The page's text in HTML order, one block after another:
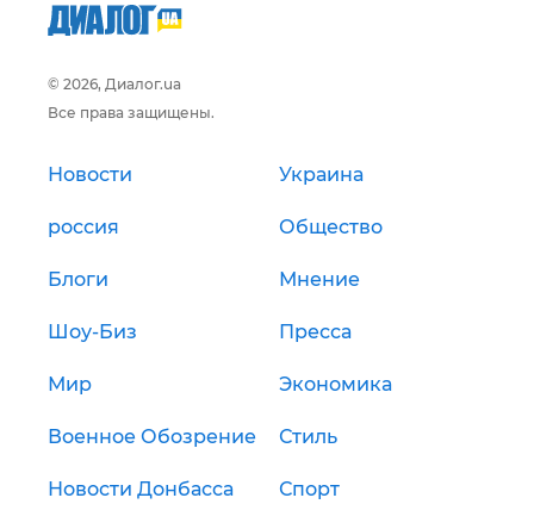
© 2026, Диалог.ua
Все права защищены.
Новости Украина
россия Общество
Блоги Мнение
Шоу-Биз Пресса
Мир Экономика
Военное Обозрение Стиль
Новости Донбасса Спорт